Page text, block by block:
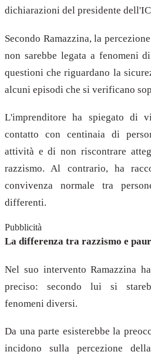
dichiarazioni del presidente
Secondo Ramazzina, la
non sarebbe legata a fenomeni
questioni che riguardano la
alcuni episodi che si verificano
L'imprenditore ha spiegato di
contatto con centinaia di
attività e di non riscontrare
razzismo. Al contrario, ha
convivenza normale tra
differenti.
Pubblicità
La differenza tra razzismo e
Nel suo intervento Ramazzina
preciso: secondo lui si
fenomeni diversi.
Da una parte esisterebbe la
incidono sulla percezione